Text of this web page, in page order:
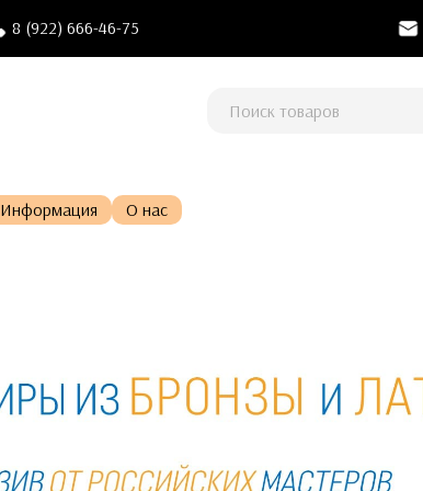
8 (922) 666-46-75
Информация О нас